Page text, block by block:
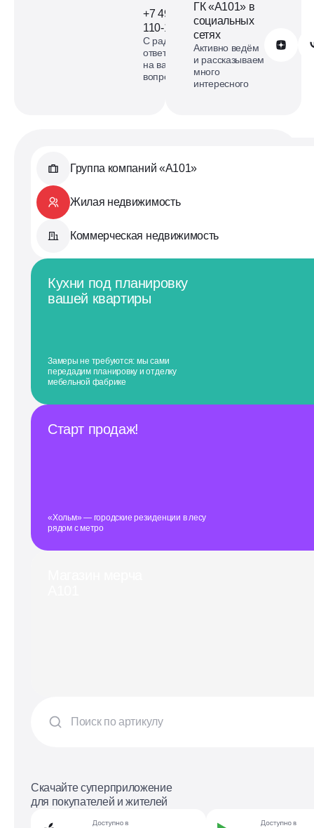
+7 499
110-18-73
С радостью
ответим
на ваши
вопросы
Обратиться в А101
ГК «А101» в
социальных
сетях
Активно ведём
и рассказываем
много
интересного
Группа компаний «А101»
Жилая недвижимость
Коммерческая недвижимость
Кухни под планировку
вашей квартиры
Замеры не требуются: мы сами
передадим планировку и отделку
мебельной фабрике
Старт продаж!
«Хольм» — городские резиденции в лесу
рядом с метро
Скачайте суперприложение
для покупателей и жителей